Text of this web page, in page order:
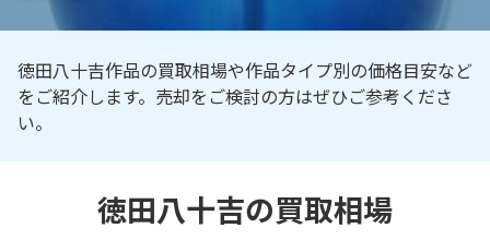
徳田八十吉作品の買取相場や作品タイプ別の価格目安など
をご紹介します。売却をご検討の方はぜひご参考くださ
い。
徳田八十吉の買取相場